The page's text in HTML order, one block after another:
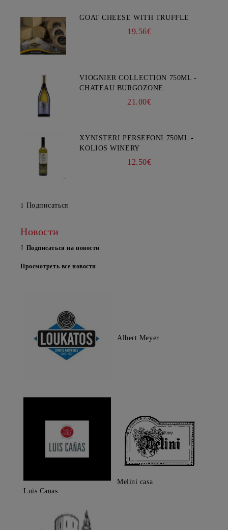
GOAT CHEESE WITH TRUFFLE
19.56€
VIOGNIER COLLECTION 750ML -
CHATEAU BURGOZONE
21.00€
XYNISTERI PERSEFONI 750ML -
KOLIOS WINERY
12.50€
Подписаться
Новости
Подписаться на новости
Просмотреть все новости
Albert Meyer
Luis Canas
Melini casa